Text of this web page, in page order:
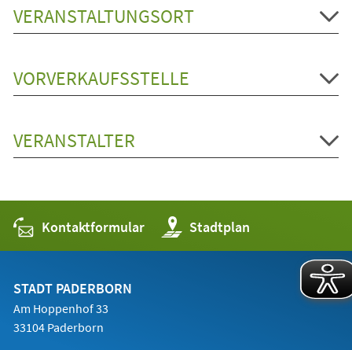
VERANSTALTUNGSORT
VORVERKAUFSSTELLE
VERANSTALTER
Kontaktformular Stadtplan
(Öffnet
in
einem
STADT PADERBORN
Am Hoppenhof 33
33104 Paderborn